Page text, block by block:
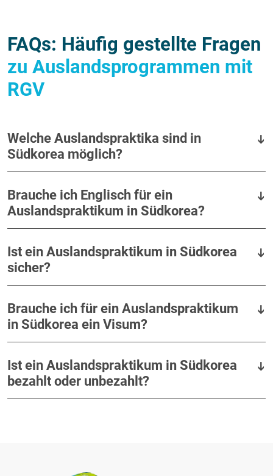
FAQs: Häufig gestellte Fragen
zu Auslandsprogrammen mit
RGV
Welche Auslandspraktika sind in
Südkorea möglich?
Brauche ich Englisch für ein
Auslandspraktikum in Südkorea?
Ist ein Auslandspraktikum in Südkorea
sicher?
Brauche ich für ein Auslandspraktikum
in Südkorea ein Visum?
Ist ein Auslandspraktikum in Südkorea
bezahlt oder unbezahlt?